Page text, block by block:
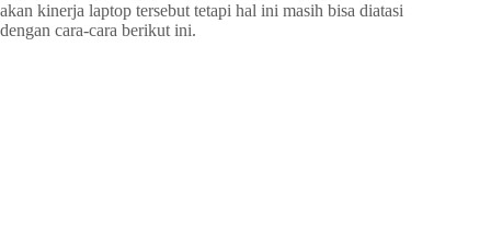
akan kinerja laptop tersebut tetapi hal ini masih bisa diatasi
dengan cara-cara berikut ini.